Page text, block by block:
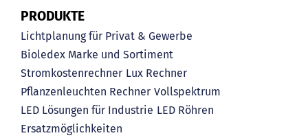
PRODUKTE
Lichtplanung für Privat & Gewerbe
Bioledex Marke und Sortiment
Stromkostenrechner Lux Rechner
Pflanzenleuchten Rechner Vollspektrum
LED Lösungen für Industrie LED Röhren
Ersatzmöglichkeiten